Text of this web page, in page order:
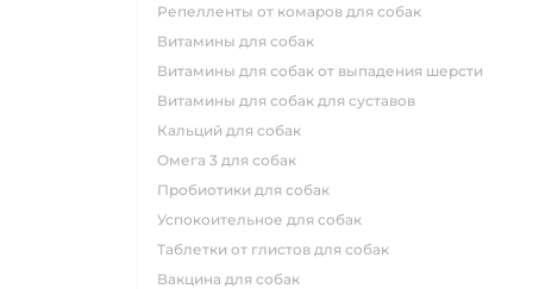
репелленты от комаров для собак
витамины для собак
витамины для собак от выпадения шерсти
витамины для собак для суставов
кальций для собак
омега 3 для собак
пробиотики для собак
успокоительное для собак
таблетки от глистов для собак
вакцина для собак